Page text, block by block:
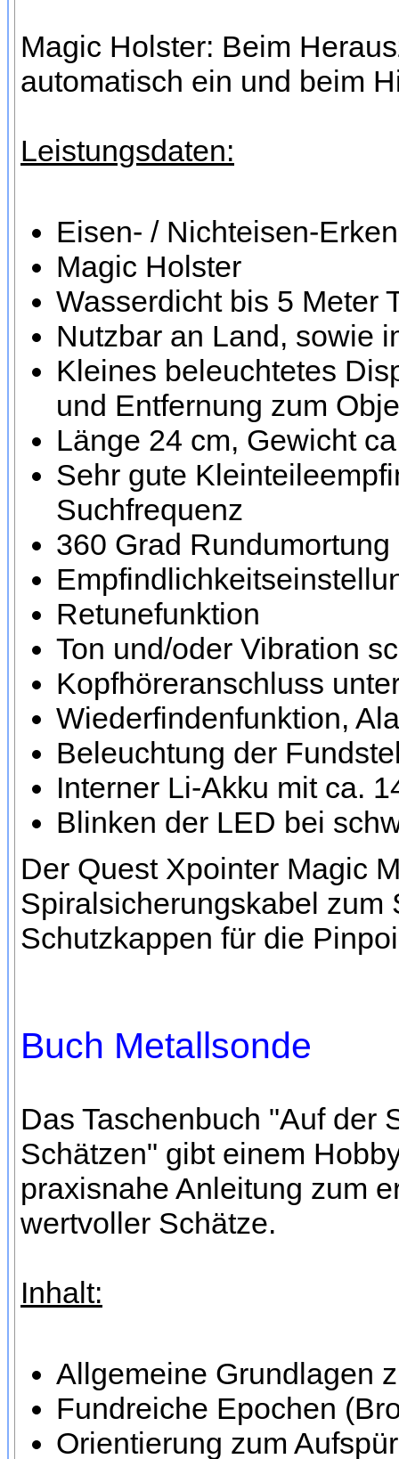
Magic Holster: Beim
automatisch ein und beim
Leistungsdaten:
Eisen- / Nichteisen-
Magic Holster
Wasserdicht bis 5 Meter
Nutzbar an Land, sowie
Kleines beleuchtetes
und Entfernung zum
Länge 24 cm, Gewicht
Sehr gute
Suchfrequenz
360 Grad
Retunefunktion
Ton und/oder Vibration
Kopfhöreranschluss
Wiederfindenfunktion,
Beleuchtung der
Interner Li-Akku mit ca.
Blinken der LED bei
Der Quest Xpointer Magic
Spiralsicherungskabel zum
Schutzkappen für die
Buch Metallsonde
Das Taschenbuch "Auf der
Schätzen" gibt einem
praxisnahe Anleitung zum
wertvoller Schätze.
Inhalt:
Allgemeine Grundlagen
Fundreiche Epochen
Orientierung zum